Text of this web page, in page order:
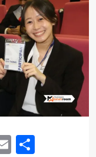
EmailShare